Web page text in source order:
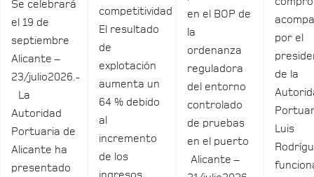
Se celebrará
el 19 de
septiembre
Alicante –
23/julio2026.-
La
Autoridad
Portuaria de
Alicante ha
presentado
competitividad
El resultado
de
explotación
aumenta un
64 % debido
al
incremento
de los
en el BOP de
la
ordenanza
reguladora
del entorno
controlado
de pruebas
en el puerto
Alicante –
por el
de la
Luis